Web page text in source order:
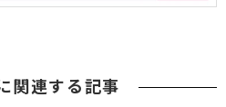
関連する記事